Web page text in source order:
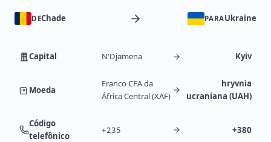
DEChade PARAUkraine
Capital N'Djamena Kyiv
Moeda
Franco CFA da
África Central (XAF)
hryvnia
ucraniana (UAH)
Código
telefônico
+235 +380